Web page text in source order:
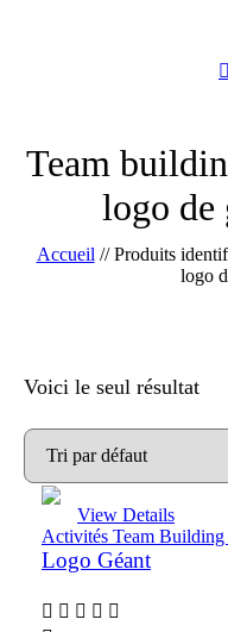
Team
logo de
Accueil //Produits
logo
Voici le seul résultat
View Details
Activités Team Building
Logo Géant